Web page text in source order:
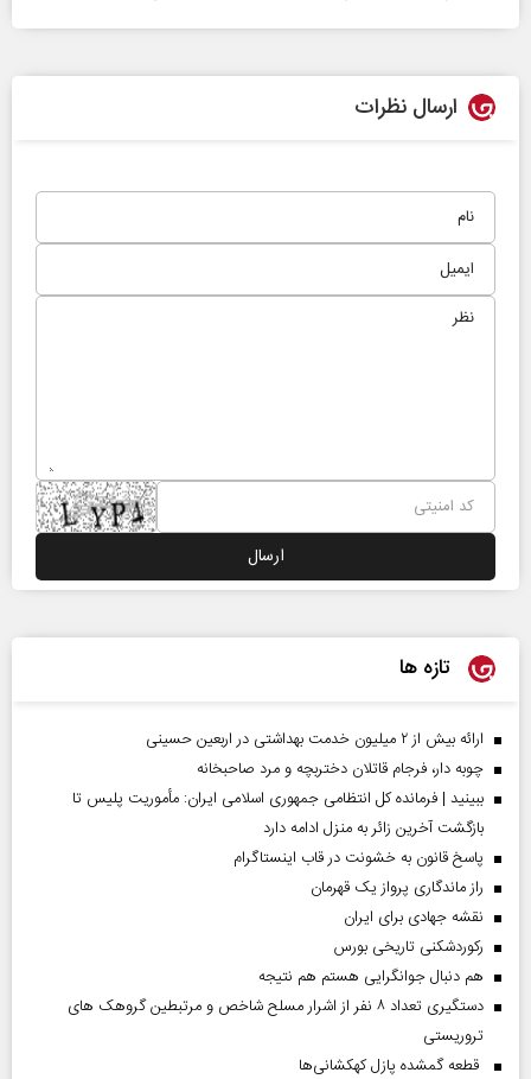
ارسال نظرات
تازه ها
ارائه بیش از ۲ میلیون خدمت بهداشتی در اربعین حسینی
چوبه دار، فرجام قاتلان دختربچه و مرد صاحبخانه
ببینید | فرمانده کل انتظامی جمهوری اسلامی ایران­: مأموریت پلیس تا
بازگشت آخرین زائر به منزل ادامه دارد
پاسخ قانون به خشونت در قاب اینستاگرام
راز ماندگاری پرواز یک قهرمان
نقشه جهادی برای ایران
رکوردشکنی تاریخی بورس
هم دنبال جوانگرایی هستم هم نتیجه
دستگیری تعداد ۸ نفر از اشرار مسلح شاخص و مرتبطین گروهک های
تروریستی
قطعه گمشده پازل کهکشانی‌ها